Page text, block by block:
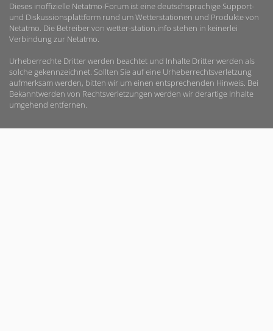
Dieses inoffizielle Netatmo-Forum ist eine deutschsprachige Support-
und Diskussionsplattform rund um Wetterstationen und Produkte von
Netatmo. Die Betreiber von wetter-station.info stehen in keinerlei
Verbindung zur Netatmo.
Urheberrechte Dritter werden beachtet und Inhalte Dritter werden als
solche gekennzeichnet. Sollten Sie auf eine Urheberrechtsverletzung
aufmerksam werden, bitten wir um einen entsprechenden Hinweis. Bei
Bekanntwerden von Rechtsverletzungen werden wir derartige Inhalte
umgehend entfernen.